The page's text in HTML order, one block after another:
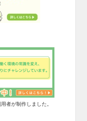
者が制作しました。